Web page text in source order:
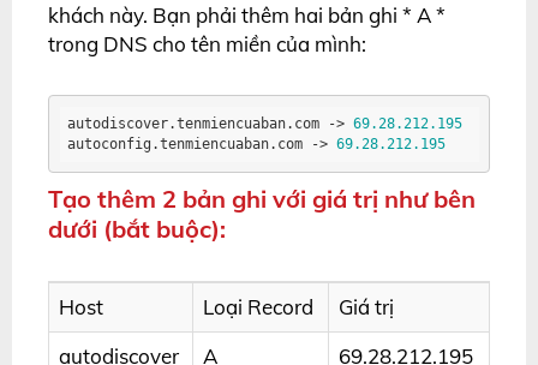
khách này. Bạn phải thêm hai bản ghi * A *
trong DNS cho tên miền của mình:
autodiscover.tenmiencuaban.com -> 69.28.212.195
autoconfig.tenmiencuaban.com -> 69.28.212.195
Tạo thêm 2 bản ghi với giá trị như bên
dưới (bắt buộc):
Host Loại Record
Giá trị
autodiscover
A
69.28.212.195